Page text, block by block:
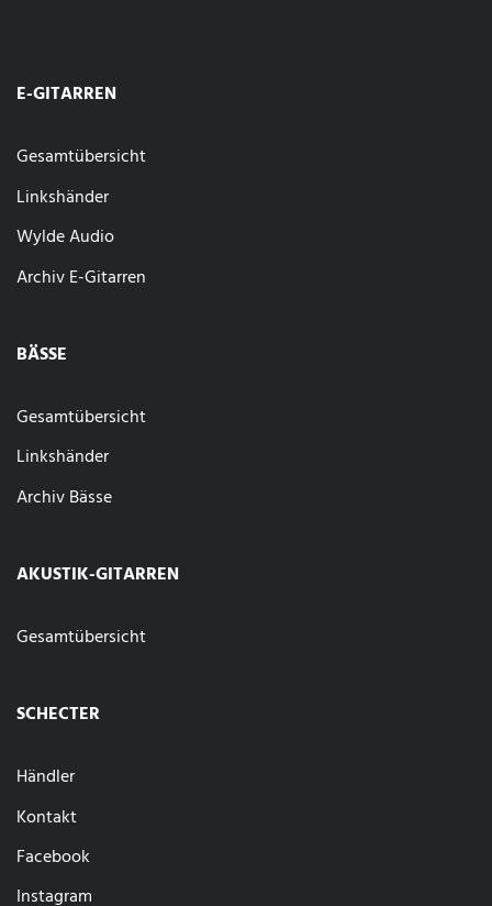
E-GITARREN
Gesamtübersicht
Linkshänder
Wylde Audio
Archiv E-Gitarren
BÄSSE
Gesamtübersicht
Linkshänder
Archiv Bässe
AKUSTIK-GITARREN
Gesamtübersicht
SCHECTER
Händler
Kontakt
Facebook
Instagram